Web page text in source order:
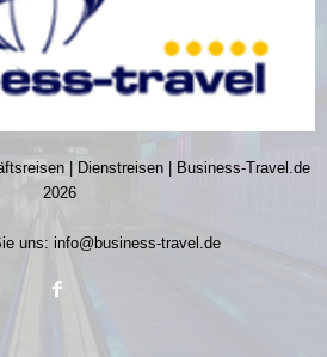
| Dienstreisen | Business-Travel.de
2026
uns: info@business-travel.de